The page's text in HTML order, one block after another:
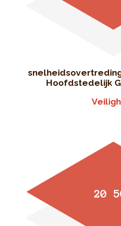
Hoofdstedelijk
20